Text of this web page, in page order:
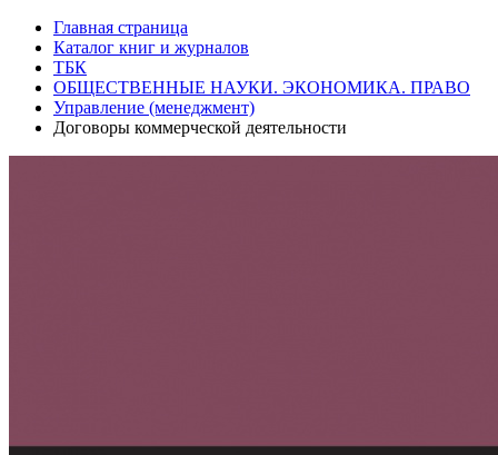
Главная страница
Каталог книг и журналов
ТБК
ОБЩЕСТВЕННЫЕ НАУКИ. ЭКОНОМИКА. ПРАВО
Управление (менеджмент)
Договоры коммерческой деятельности